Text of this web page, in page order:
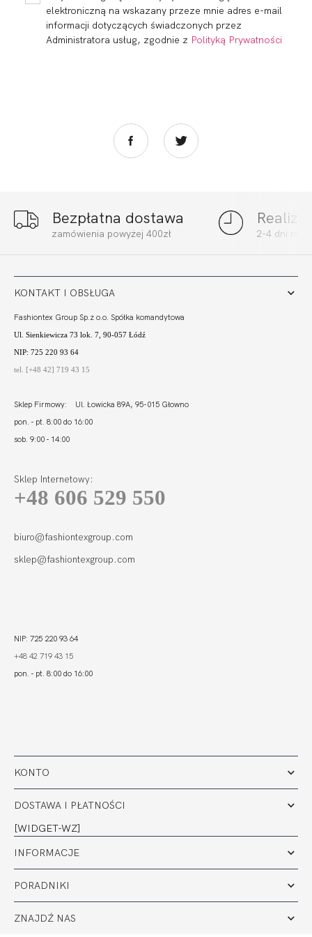
FORTUNA FIGI
FORTUNA FIGI BIG
FORTUNA FIGI
elektroniczną na wskazany przeze mnie adres e-mail
informacji dotyczących świadczonych przez
Administratora usług, zgodnie z Polityką Prywatności
Bezpłatna dostawa
zamówienia powyżej 400zł 2-4 dni
KONTO
DOSTAWA I PŁATNOŚCI
[WIDGET-WZ]
INFORMACJE
PORADNIKI
ZNAJDŹ NAS
KONTAKT I OBSŁUGA
Fashiontex Group Sp.z o.o. Spółka komandytowa
Ul. Sienkiewicza 73 lok. 7, 90-057 Łódź
NIP: 725 220 93 64
tel. [+48 42] 719 43 15
Sklep Firmowy: Ul. Łowicka 89A, 95-015 Głowno
pon. - pt. 8:00 do 16:00
sob. 9:00 - 14:00
Sklep Internetowy:
+48 606 529 550
biuro@fashiontexgroup.com
sklep@fashiontexgroup.com
NIP: 725 220 93 64
+48 42 719 43 15
pon. - pt. 8:00 do 16:00